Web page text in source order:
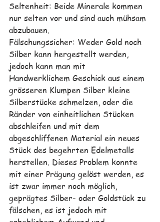
Seltenheit: Beide Minerale kommen
nur selten vor und sind auch mühsam
abzubauen.
Fälschungssicher: Weder Gold noch
Silber kann hergestellt werden,
jedoch kann man mit
Handwerklichem Geschick aus einem
grösseren Klumpen Silber kleine
Silberstücke schmelzen, oder die
Ränder von einheitlichen Stücken
abschleifen und mit dem
abgeschliffenen Material ein neues
Stück des begehrten Edelmetalls
herstellen. Dieses Problem konnte
mit einer Prägung gelöst werden, es
ist zwar immer noch möglich,
geprägtes Silber- oder Goldstück zu
fälschen, es ist jedoch mit